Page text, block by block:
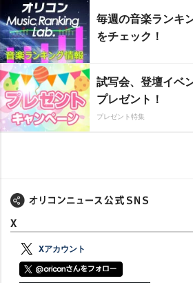
毎週の音楽ランキ
をチェック！
試写会、登壇イベ
プレゼント！
プレゼント特集
X
Xアカウント